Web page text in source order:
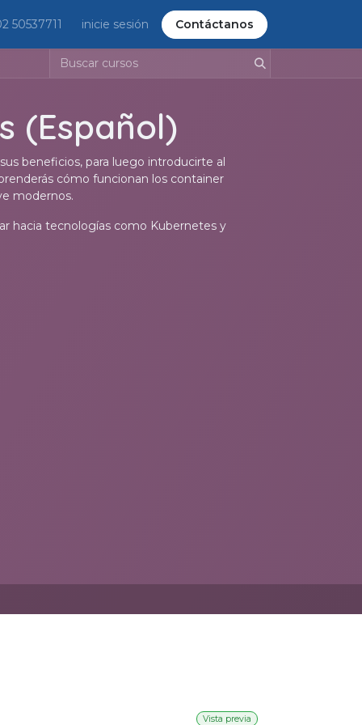
50537711 inicie sesión Contáctanos
(Español)
beneficios, para luego introducirte al
cómo funcionan los container
modernos.
hacia tecnologías como Kubernetes y
Vista previa